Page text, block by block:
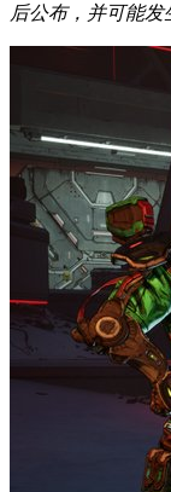
后公布，并可能发